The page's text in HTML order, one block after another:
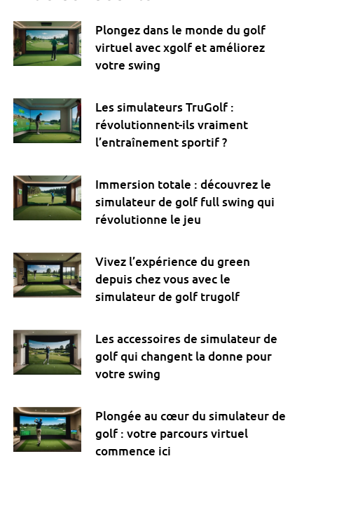
Plongez dans le monde du golf
virtuel avec xgolf et améliorez
votre swing
Les simulateurs TruGolf :
révolutionnent-ils vraiment
l’entraînement sportif ?
Immersion totale : découvrez le
simulateur de golf full swing qui
révolutionne le jeu
Vivez l’expérience du green
depuis chez vous avec le
simulateur de golf trugolf
Les accessoires de simulateur de
golf qui changent la donne pour
votre swing
Plongée au cœur du simulateur de
golf : votre parcours virtuel
commence ici